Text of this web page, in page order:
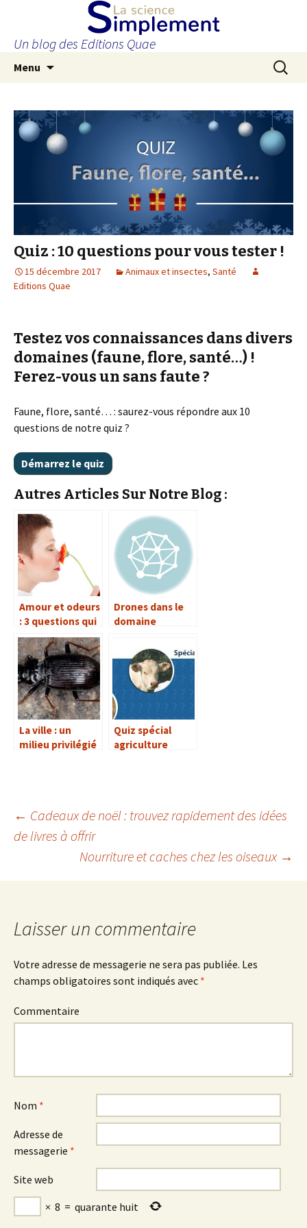
Un blog des Editions Quae
Menu
principal
Quiz : 10 questions pour vous tester !
15 décembre 2017 Animaux et insectes, Santé
Editions Quae
Testez vos connaissances dans divers
domaines (faune, flore, santé…) !
Ferez-vous un sans faute ?
Faune, flore, santé… : saurez-vous répondre aux 10
questions de notre quiz ?
Autres Articles Sur Notre Blog :
Amour et odeurs
: 3 questions qui
ont du nez !
Drones dans le
domaine
rendez-vous en
2050 !
La ville : un
milieu privilégié
Quiz spécial
agriculture
Navigation
des
articles
← Cadeaux de noël : trouvez rapidement des idées
de livres à offrir
Nourriture et caches chez les oiseaux →
Laisser un commentaire
Votre adresse de messagerie ne sera pas publiée. Les
champs obligatoires sont indiqués avec *
Commentaire
Nom *
Adresse de
messagerie *
Site web
× 8 = quarante huit